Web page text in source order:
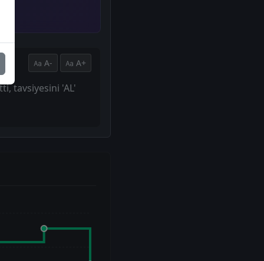
A- A+
tavsiyesini 'AL'